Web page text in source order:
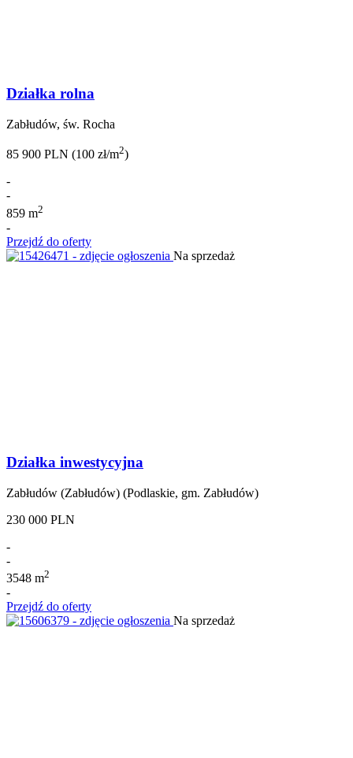
Działka rolna
Zabłudów, św. Rocha
85 900 PLN (100 zł/m2)
-
-
859 m2
-
Przejdź do oferty
Na sprzedaż
Działka inwestycyjna
Zabłudów (Zabłudów) (Podlaskie, gm. Zabłudów)
230 000 PLN
-
-
3548 m2
-
Przejdź do oferty
Na sprzedaż